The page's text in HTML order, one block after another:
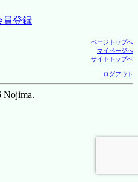
員登録
ページトップへ
マイページへ
サイトトップへ
ログアウト
Nojima.